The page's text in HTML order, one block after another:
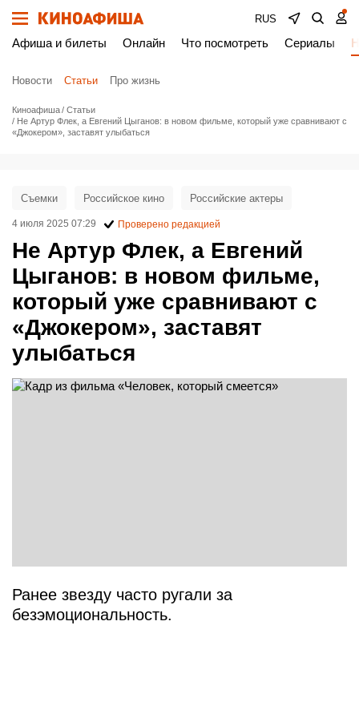
RUS
Афиша и билеты Онлайн Что посмотреть Сериалы
Новости Статьи Про жизнь
Киноафиша
Статьи
Не Артур Флек, а Евгений Цыганов: в новом фильме, который уже сравнивают с
«Джокером», заставят улыбаться
Не Артур Флек, а Евгений
Цыганов: в новом фильме,
который уже сравнивают с
«Джокером», заставят
улыбаться
Съемки Российское кино Российские актеры
4 июля 2025 07:29 Проверено редакцией
Ранее звезду часто ругали за
безэмоциональность.